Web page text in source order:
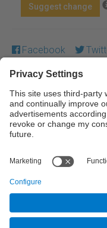
Suggest change
Facebook
Except where
licensed under a
NonCommercial-